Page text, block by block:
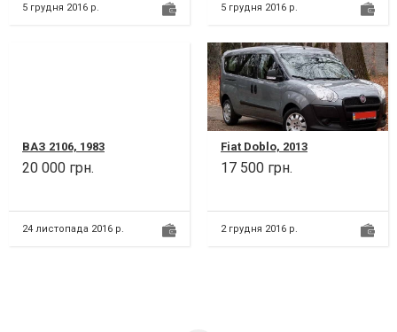
5 грудня 2016 р. 5 грудня 2016 р.
ВАЗ 2106, 1983
20 000 грн.
24 листопада 2016 р.
Fiat Doblo, 2013
17 500 грн.
2 грудня 2016 р.